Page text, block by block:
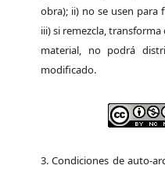
obra); ii) no se usen para
iii) si remezcla,
material, no podrá
modificado.
3. Condiciones de auto-